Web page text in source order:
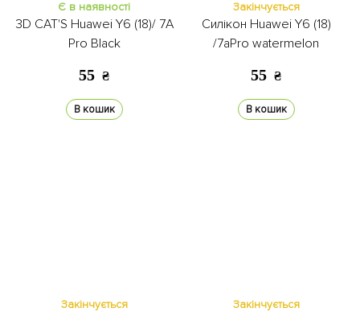
Є в наявності
3D CAT'S Huawei Y6 (18)/ 7A
Pro Black
55 ₴
В кошик
Закінчується
Силікон Huawei Y6 (18)
/7aPro watermelon
55 ₴
В кошик
Закінчується Закінчується